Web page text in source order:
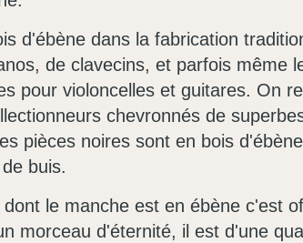
d'ébène dans la fabrication
de clavecins, et parfois même
pour violoncelles et guitares. On
chevronnés de
pièces noires sont en bois
buis.
le manche est en ébène c'est
morceau d'éternité, il est d'une